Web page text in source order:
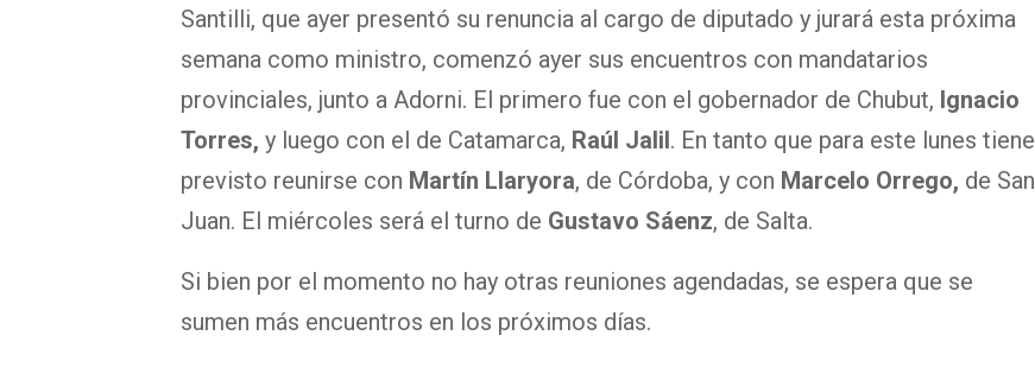
Santilli, que ayer presentó su renuncia al cargo de diputado y jurará esta próxima
semana como ministro, comenzó ayer sus encuentros con mandatarios
provinciales, junto a Adorni. El primero fue con el gobernador de Chubut, Ignacio
Torres, y luego con el de Catamarca, Raúl Jalil . En tanto que para este lunes tiene
previsto reunirse con Martín Llaryora, de Córdoba, y con Marcelo Orrego, de San
Juan. El miércoles será el turno de Gustavo Sáenz, de Salta.
Si bien por el momento no hay otras reuniones agendadas, se espera que se
sumen más encuentros en los próximos días.